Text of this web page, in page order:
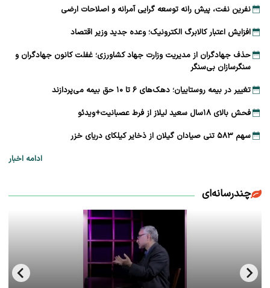
نفرین نفت، پیش رانه توسعه ‌گرایی آمرانه و اصلاحات ارضی
افزایش اعتبار کالابرگ الکترونیک؛ وعده جدید وزیر اقتصاد
حذف جهادگران از مدیریت وزارت جهاد کشاورزی؛ غفلت کانون جهادگران و
سنگرسازان بی‌سنگر
تغییر در بیمه روستاییان؛ دهک‌های ۶ تا ۱۰ حق بیمه می‌پردازند
فحش بالای ۱۸سال سعید لیلاز از فرط عصبانیت+ویدئو
سهم ۵۸۳ تنی صیادان گیلان از ذخایر کیلکای دریای خزر
ادامه اخبار
چندرسانه‌ای